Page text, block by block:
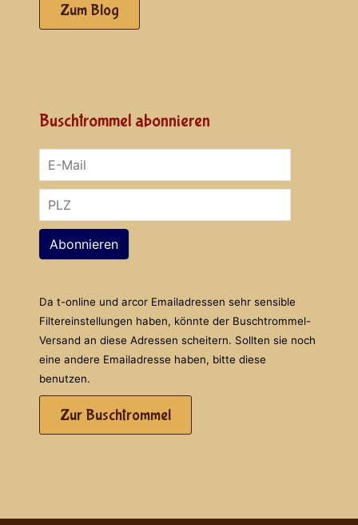
Zum Blog
Buschtrommel abonnieren
Abonnieren
Da t-online und arcor Emailadressen sehr sensible
Filtereinstellungen haben, könnte der Buschtrommel-
Versand an diese Adressen scheitern. Sollten sie noch
eine andere Emailadresse haben, bitte diese
benutzen.
Zur Buschtrommel